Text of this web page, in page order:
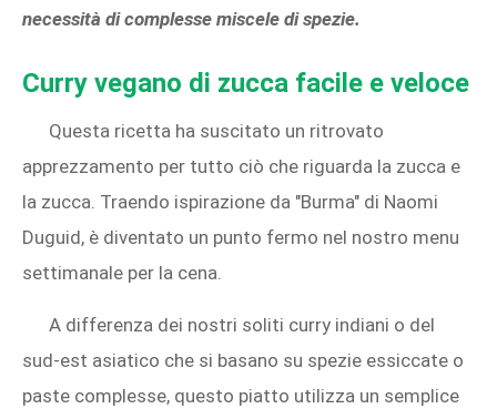
necessità di complesse miscele di spezie.
Curry vegano di zucca facile e veloce
Questa ricetta ha suscitato un ritrovato
apprezzamento per tutto ciò che riguarda la zucca e
la zucca. Traendo ispirazione da "Burma" di Naomi
Duguid, è diventato un punto fermo nel nostro menu
settimanale per la cena.
A differenza dei nostri soliti curry indiani o del
sud-est asiatico che si basano su spezie essiccate o
paste complesse, questo piatto utilizza un semplice